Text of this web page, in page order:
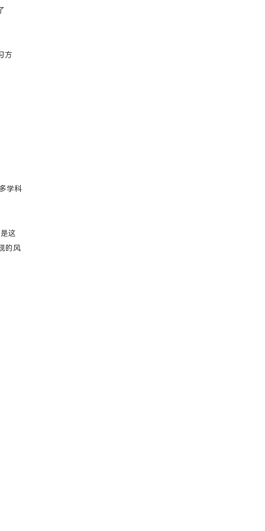
方
学科
这
的风